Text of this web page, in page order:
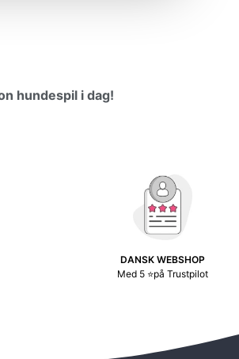
hundespil i dag!
DANSK WEBSHOP
Med 5 ⭐på Trustpilot